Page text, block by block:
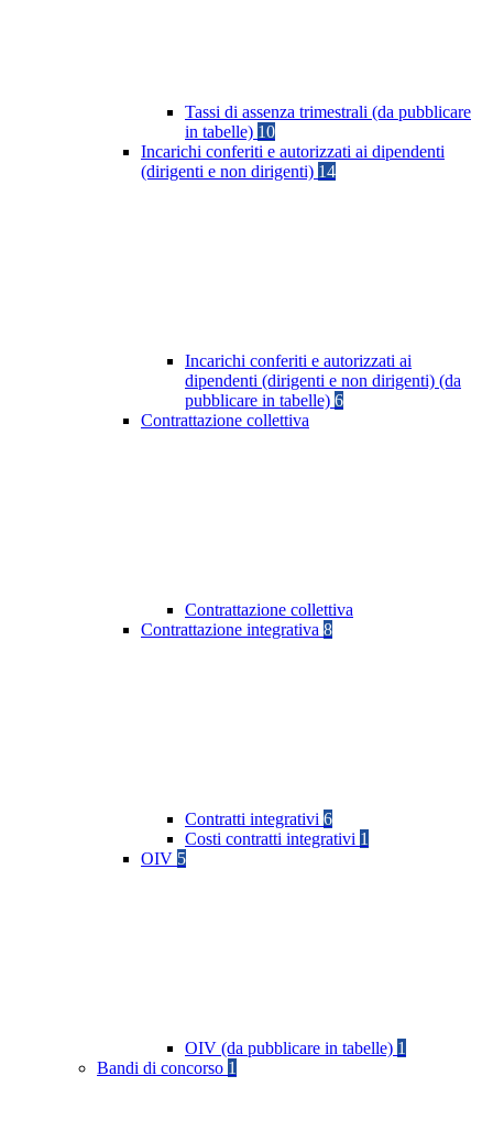
Tassi di assenza trimestrali (da pubblicare
in tabelle) 10
Incarichi conferiti e autorizzati ai dipendenti
(dirigenti e non dirigenti) 14
Incarichi conferiti e autorizzati ai
dipendenti (dirigenti e non dirigenti) (da
pubblicare in tabelle) 6
Contrattazione collettiva
Contrattazione collettiva
Contrattazione integrativa 8
Contratti integrativi 6
Costi contratti integrativi 1
OIV 5
OIV (da pubblicare in tabelle) 1
Bandi di concorso 1